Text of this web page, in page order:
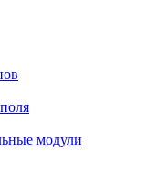
модули